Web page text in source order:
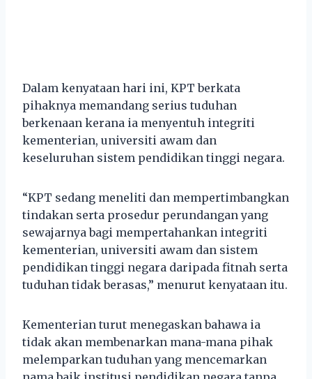
Dalam kenyataan hari ini, KPT berkata
pihaknya memandang serius tuduhan
berkenaan kerana ia menyentuh integriti
kementerian, universiti awam dan
keseluruhan sistem pendidikan tinggi negara.
“KPT sedang meneliti dan mempertimbangkan
tindakan serta prosedur perundangan yang
sewajarnya bagi mempertahankan integriti
kementerian, universiti awam dan sistem
pendidikan tinggi negara daripada fitnah serta
tuduhan tidak berasas,” menurut kenyataan itu.
Kementerian turut menegaskan bahawa ia
tidak akan membenarkan mana-mana pihak
melemparkan tuduhan yang mencemarkan